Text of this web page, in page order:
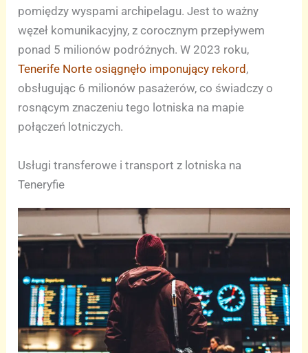
pomiędzy wyspami archipelagu. Jest to ważny
węzeł komunikacyjny, z corocznym przepływem
ponad 5 milionów podróżnych. W 2023 roku,
Tenerife Norte osiągnęło imponujący rekord ,
obsługując 6 milionów pasażerów, co świadczy o
rosnącym znaczeniu tego lotniska na mapie
połączeń lotniczych.
Usługi transferowe i transport z lotniska na
Teneryfie